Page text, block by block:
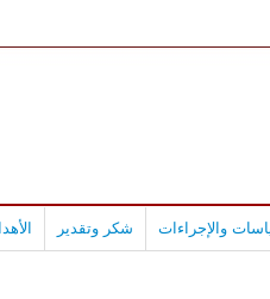
والإجراءات شكر وتقدير